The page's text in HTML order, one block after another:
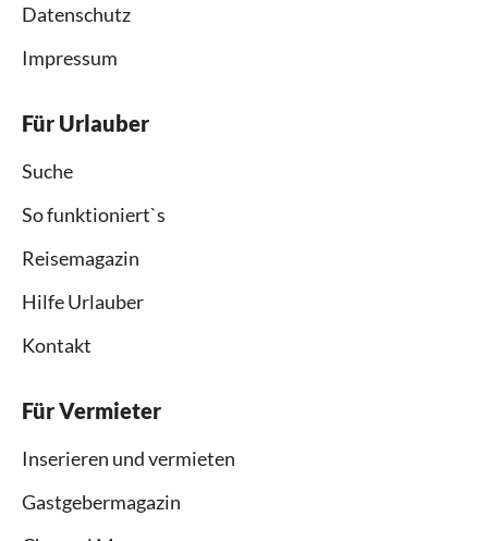
Datenschutz
Impressum
Für Urlauber
Suche
So funktioniert`s
Reisemagazin
Hilfe Urlauber
Kontakt
Für Vermieter
Inserieren und vermieten
Gastgebermagazin